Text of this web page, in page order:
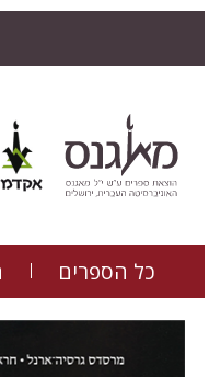
כל הספרים